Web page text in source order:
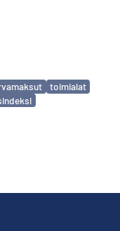
toimialat